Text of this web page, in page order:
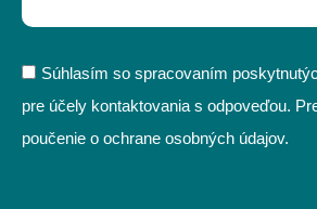
Súhlasím so spracovaním
pre účely kontaktovania s odpoveďou.
poučenie o ochrane osobných údajov.